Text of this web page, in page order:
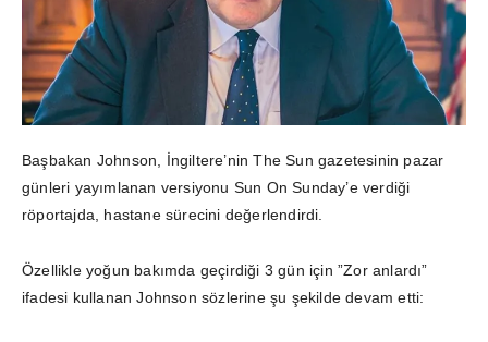
Başbakan Johnson, İngiltere’nin The Sun gazetesinin pazar
günleri yayımlanan versiyonu Sun On Sunday’e verdiği
röportajda, hastane sürecini değerlendirdi.
Özellikle yoğun bakımda geçirdiği 3 gün için ”Zor anlardı”
ifadesi kullanan Johnson sözlerine şu şekilde devam etti: